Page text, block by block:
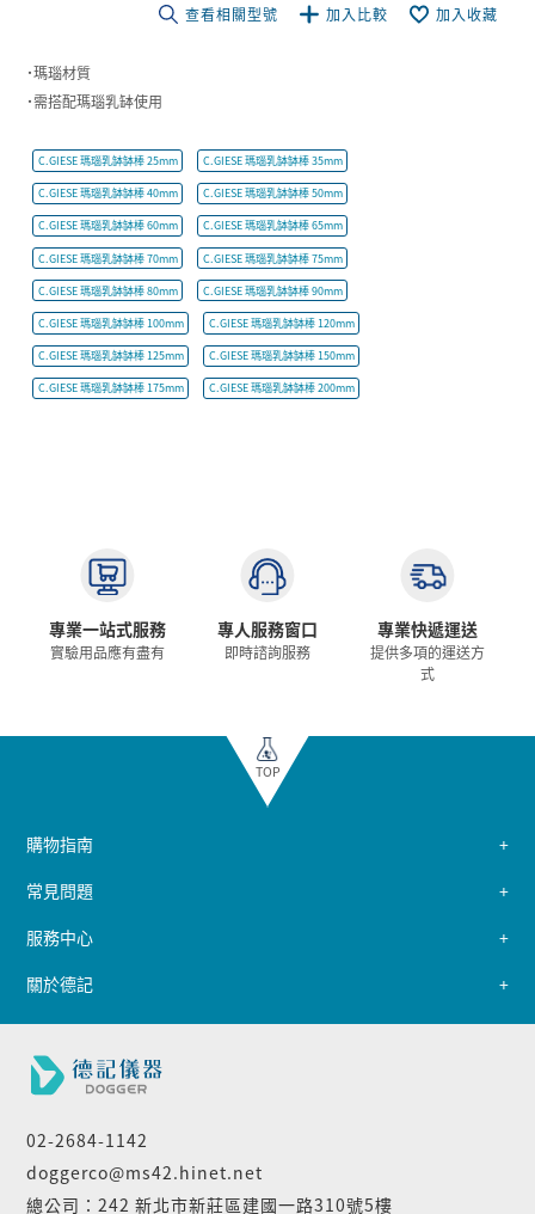
查看相關型號 加入比較 加入收藏
˙瑪瑙材質
˙需搭配瑪瑙乳缽使用
C.GIESE 瑪瑙乳缽缽棒 25mm C.GIESE 瑪瑙乳缽缽棒 35mm
C.GIESE 瑪瑙乳缽缽棒 40mm C.GIESE 瑪瑙乳缽缽棒 50mm
C.GIESE 瑪瑙乳缽缽棒 60mm C.GIESE 瑪瑙乳缽缽棒 65mm
C.GIESE 瑪瑙乳缽缽棒 70mm C.GIESE 瑪瑙乳缽缽棒 75mm
C.GIESE 瑪瑙乳缽缽棒 80mm C.GIESE 瑪瑙乳缽缽棒 90mm
C.GIESE 瑪瑙乳缽缽棒 100mm C.GIESE 瑪瑙乳缽缽棒 120mm
C.GIESE 瑪瑙乳缽缽棒 125mm C.GIESE 瑪瑙乳缽缽棒 150mm
C.GIESE 瑪瑙乳缽缽棒 175mm C.GIESE 瑪瑙乳缽缽棒 200mm
專業一站式服務
實驗用品應有盡有
專人服務窗口
即時諮詢服務
專業快遞運送
提供多項的運送方
式
TOP
02-2684-1142
doggerco@ms42.hinet.net
總公司：242 新北市新莊區建國一路310號5樓
購物指南
常見問題
服務中心
關於德記